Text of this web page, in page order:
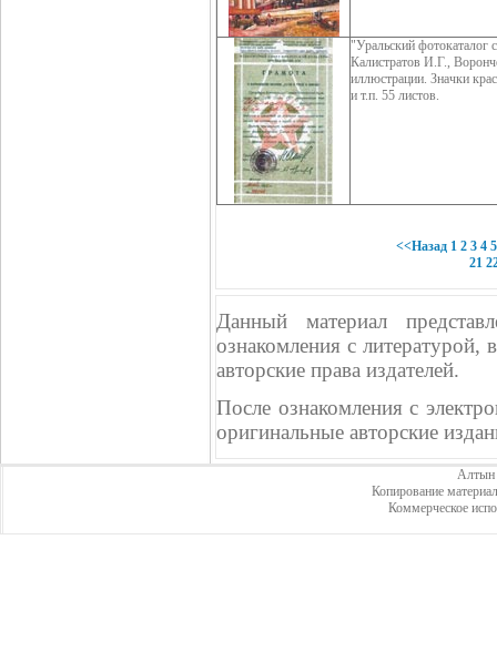
"Уральский фотокаталог
Калистратов И.Г.,
иллюстрации. Значки
и т.п. 55 листов.
<<Назад 1 2 3 4 5
21
Данный материал
ознакомления с
авторские права издателей.
После ознакомления с
оригинальные авторские
Алтын
Копирование
Коммерческое